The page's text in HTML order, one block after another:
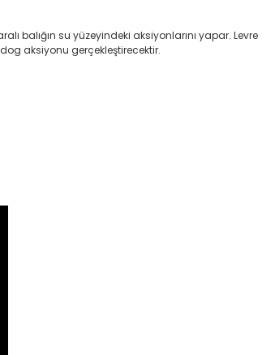
balığın su yüzeyindeki aksiyonlarını yapar. Levre
aksiyonu gerçekleştirecektir.